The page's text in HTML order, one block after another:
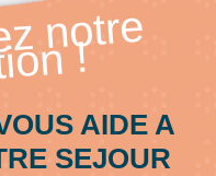
notre
!
AIDE A
SEJOUR